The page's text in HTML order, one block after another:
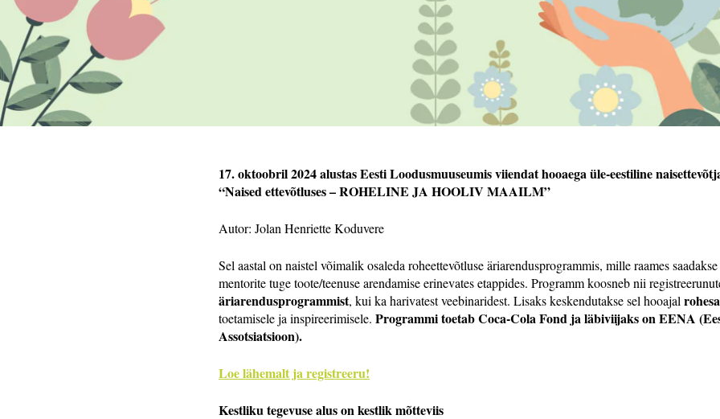
17. oktoobril 2024 alustas Eesti Loodusmuuseumis viiendat hooaega üle-eestiline
“Naised ettevõtluses – ROHELINE JA HOOLIV MAAILM”
Autor: Jolan Henriette Koduvere
Sel aastal on naistel võimalik osaleda roheettevõtluse äriarendusprogrammis, mille raames
mentorite tuge toote/teenuse arendamise erinevates etappides. Programm koosneb nii
äriarendusprogrammist, kui ka harivatest veebinaridest. Lisaks keskendutakse sel hooajal
toetamisele ja inspireerimisele. Programmi toetab Coca-Cola Fond ja läbiviijaks on EENA
Assotsiatsioon).
Loe lähemalt ja registreeru!
Kestliku tegevuse alus on kestlik mõtteviis